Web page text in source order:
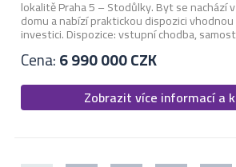
lokalitě Praha 5 – Stodůlky. Byt se nachází
domu a nabízí praktickou dispozici
investici. Dispozice: vstupní chodba,
Cena:6 990 000 CZK
Zobrazit více informací a